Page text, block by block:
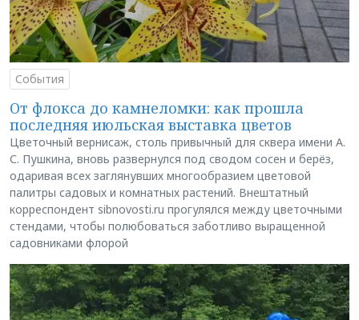
События
От флокса до камнеломки: как прошла
последняя июльская выставка цветов
Цветочный вернисаж, столь привычный для сквера имени А.
С. Пушкина, вновь развернулся под сводом сосен и берёз,
одаривая всех заглянувших многообразием цветовой
палитры садовых и комнатных растений. Внештатный
корреспондент sibnovosti.ru прогулялся между цветочными
стендами, чтобы полюбоваться заботливо выращенной
садовниками флорой